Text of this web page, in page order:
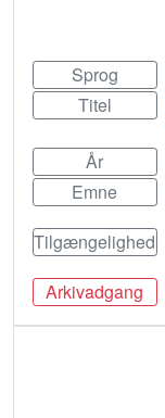
Sprog
Titel
År
Emne
Tilgængelighed
Arkivadgang
Bestil